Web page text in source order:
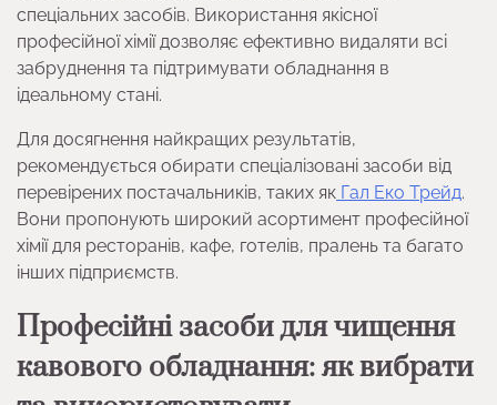
спеціальних засобів. Використання якісної
професійної хімії дозволяє ефективно видаляти всі
забруднення та підтримувати обладнання в
ідеальному стані.
Для досягнення найкращих результатів,
рекомендується обирати спеціалізовані засоби від
перевірених постачальників, таких як Гал Еко Трейд.
Вони пропонують широкий асортимент професійної
хімії для ресторанів, кафе, готелів, пралень та багато
інших підприємств.
Професійні засоби для чищення
кавового обладнання: як вибрати